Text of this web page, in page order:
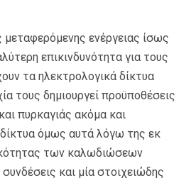
ενέργειας ίσως
επικινδυνότητα για τους
τα ηλεκτρολογικά δίκτυα
τους δημιουργεί προϋποθέσεις
πυρκαγιάς ακόμα και
όμως αυτά λόγω της εκ
των καλωδιώσεων
και μία στοιχειώδης